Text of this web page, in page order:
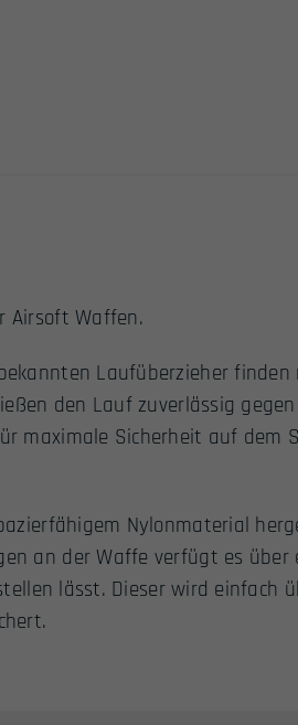
Airsoft Waffen.
Laufüberzieher
den Lauf zuverlässig
maximale Sicherheit auf dem
Nylonmaterial
an der Waffe verfügt es über
lässt. Dieser wird einfach